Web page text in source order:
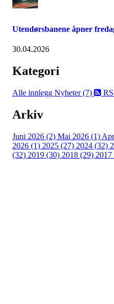
Utendørsbanene åpner
30.04.2026
Kategori
Alle innlegg Nyheter (7)
Arkiv
Juni 2026 (2) Mai 2026 (1)
2026 (1) 2025 (27) 2024 (32)
(32) 2019 (30) 2018 (29) 2017